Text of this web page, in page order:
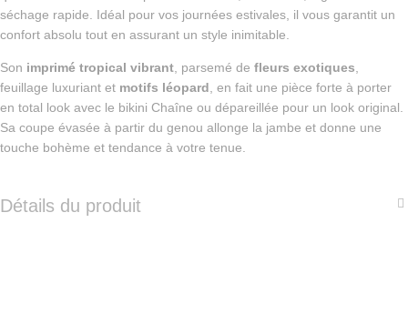
séchage rapide. Idéal pour vos journées estivales, il vous garantit un
confort absolu tout en assurant un style inimitable.
Son imprimé tropical vibrant , parsemé de fleurs exotiques
feuillage luxuriant et motifs léopard , en fait une pièce forte à porter
en total look avec le bikini Chaîne ou dépareillée pour un look original.
Sa coupe évasée à partir du genou allonge la jambe et donne une
touche bohème et tendance à votre tenue.
Détails du produit